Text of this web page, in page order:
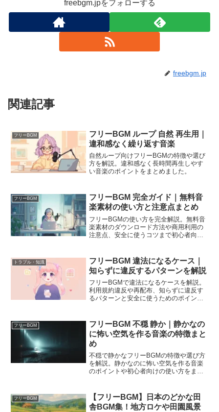
freebgm.jpをフォローする
freebgm.jp
関連記事
フリーBGM
フリーBGM ループ 自然 再生用｜
違和感なく繰り返す音楽
自然ループ向けフリーBGMの特徴や選び
方を解説。違和感なく長時間再生しやす
い音楽のポイントをまとめました。
フリーBGM
フリーBGM 完全ガイド｜無料音
楽素材の使い方と注意点まとめ
フリーBGMの使い方を完全解説。無料音
楽素材のダウンロード方法や商用利用の
注意点、安全に使うコツまで初心者向け
トラブル・知識
フリーBGM 違法になるケース｜
知らずに違反するパターンを解説
フリーBGMで違法になるケースを解説。
利用規約違反や再配布、知らずに違反す
るパターンと安全に使うためのポイント
フリーBGM
フリーBGM 不穏 静か｜静かなの
に怖い空気を作る音楽の特徴まと
め
不穏で静かなフリーBGMの特徴や選び方
を解説。静かなのに怖い空気を作る音楽
のポイントや初心者向けの使い方をまと
フリーBGM
【フリーBGM】日本のどかな田
舎BGM集！地方ロケや田園風景